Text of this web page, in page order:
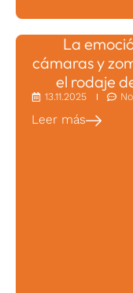
La
cámaras y
el rodaje
13.11.2025
Leer más